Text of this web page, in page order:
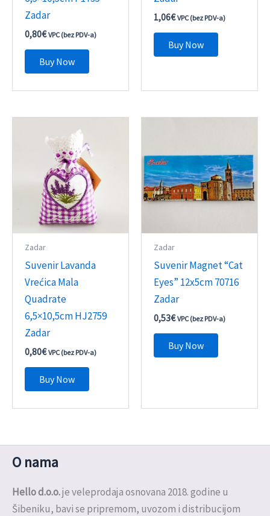
Zadar
0,80€ VPC (bez PDV-a)
Buy Now
1,06€ VPC (bez PDV-a)
Buy Now
Zadar
Suvenir Lavanda
Vrećica Mala
Quadrate
6,5×10,5cm HJ2759
Zadar
0,80€ VPC (bez PDV-a)
Buy Now
Zadar
Suvenir Magnet “Cat
Eyes” 12x5cm 70716
Zadar
0,53€ VPC (bez PDV-a)
Buy Now
O nama
Hello d.o.o.je veleprodaja osnovana 2018. godine u
Šibeniku, bavi se pripremom, uvozom i distribucijom